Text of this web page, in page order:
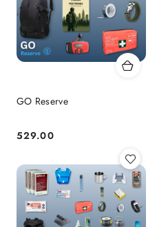
GO Reserve
Cena:
529.00